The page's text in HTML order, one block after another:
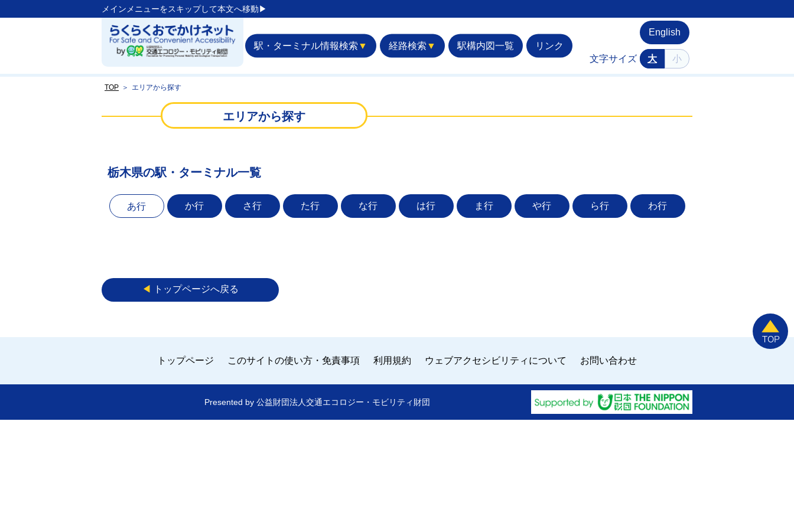
メインメニューをスキップして本文へ移動▶︎
駅・ターミナル情報検索 ▼ 経路検索 ▼ 駅構内図一覧 リンク
English
文字サイズ 大 小
TOP ＞ エリアから探す
エリアから探す
栃木県の駅・ターミナル一覧
あ行 か行 さ行 た行 な行 は行 ま行 や行 ら行 わ行
◀︎ トップページへ戻る
トップページ このサイトの使い方・免責事項 利用規約 ウェブアクセシビリティについて お問い合わせ
Presented by 公益財団法人交通エコロジー・モビリティ財団